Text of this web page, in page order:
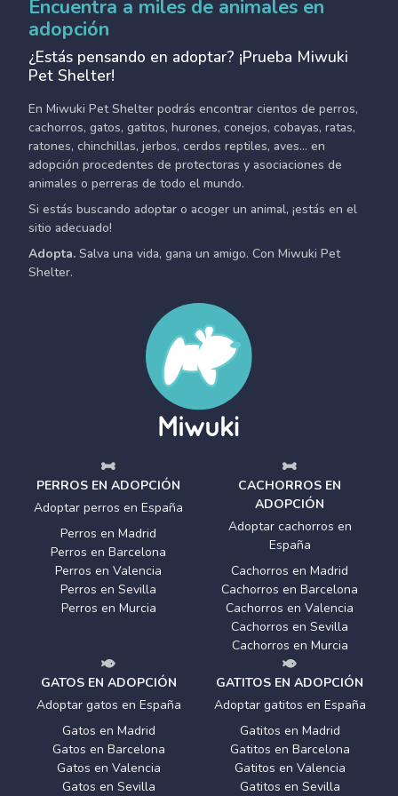
Encuentra a miles de animales en
adopción
¿Estás pensando en adoptar? ¡Prueba Miwuki
Pet Shelter!
En Miwuki Pet Shelter podrás encontrar cientos de perros,
cachorros, gatos, gatitos, hurones, conejos, cobayas, ratas,
ratones, chinchillas, jerbos, cerdos reptiles, aves... en
adopción procedentes de protectoras y asociaciones de
animales o perreras de todo el mundo.
Si estás buscando adoptar o acoger un animal, ¡estás en el
sitio adecuado!
Adopta. Salva una vida, gana un amigo. Con Miwuki Pet
Shelter.
PERROS EN ADOPCIÓN
Adoptar perros en España
Perros en Madrid
Perros en Barcelona
Perros en Valencia
Perros en Sevilla
Perros en Murcia
CACHORROS EN
ADOPCIÓN
Adoptar cachorros en
España
Cachorros en Madrid
Cachorros en Barcelona
Cachorros en Valencia
Cachorros en Sevilla
Cachorros en Murcia
GATOS EN ADOPCIÓN
Adoptar gatos en España
Gatos en Madrid
Gatos en Barcelona
Gatos en Valencia
Gatos en Sevilla
GATITOS EN ADOPCIÓN
Adoptar gatitos en España
Gatitos en Madrid
Gatitos en Barcelona
Gatitos en Valencia
Gatitos en Sevilla